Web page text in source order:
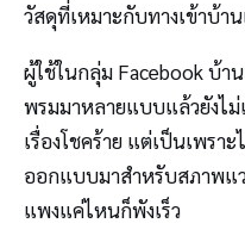
วัสดุที่เหมาะกับทางเข้าบ้า
ผู้ใช้ในกลุ่ม Facebook บ้า
พรมมาหลายแบบแล้วยังไ
เรื่องโชคร้าย แต่เป็นเพร
ออกแบบมาสำหรับสภาพแ
แพงแค่ไหนก็พังเร็ว